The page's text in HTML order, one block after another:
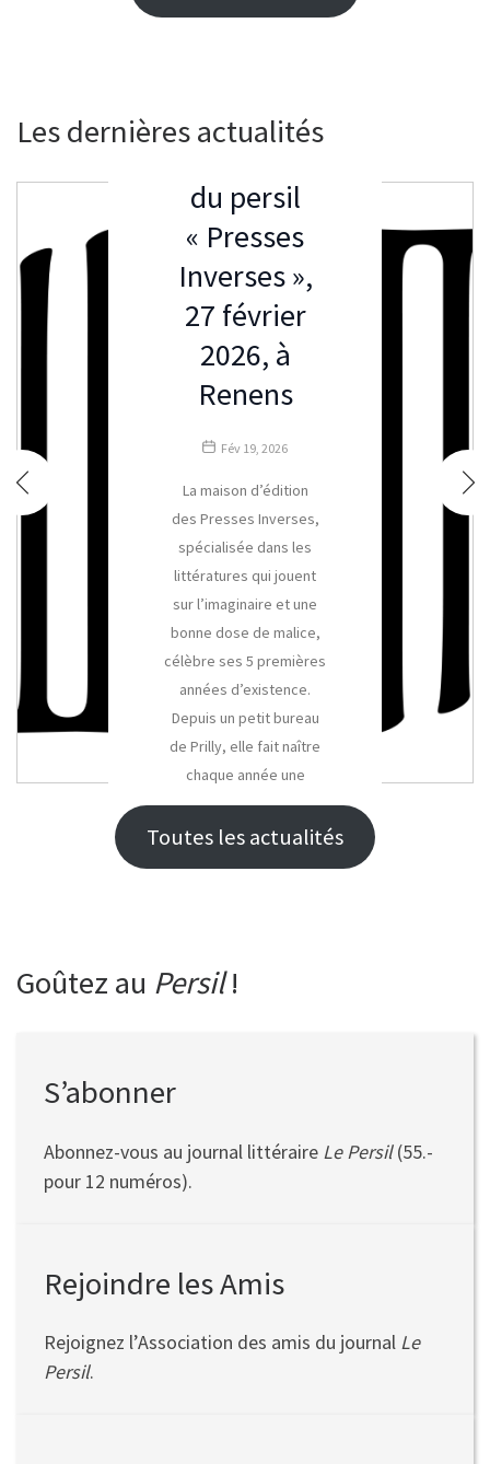
Les dernières actualités
du persil
« Presses
Inverses »,
27 février
2026, à
Renens
Fév 19, 2026
La maison d’édition
des Presses Inverses,
spécialisée dans les
littératures qui jouent
sur l’imaginaire et une
bonne dose de malice,
célèbre ses 5 premières
années d’existence.
Depuis un petit bureau
de Prilly, elle fait naître
chaque année une
dizaine de livres…
Toutes les actualités
Goûtez au Persil!
S’abonner
Abonnez-vous au journal littéraire Le Persil(55.-
pour 12 numéros).
Rejoindre les Amis
Rejoignez l’Association des amis du journal Le
Persil.